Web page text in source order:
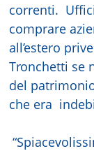
correnti.
comprare
all’estero
Tronchetti se
del
che era